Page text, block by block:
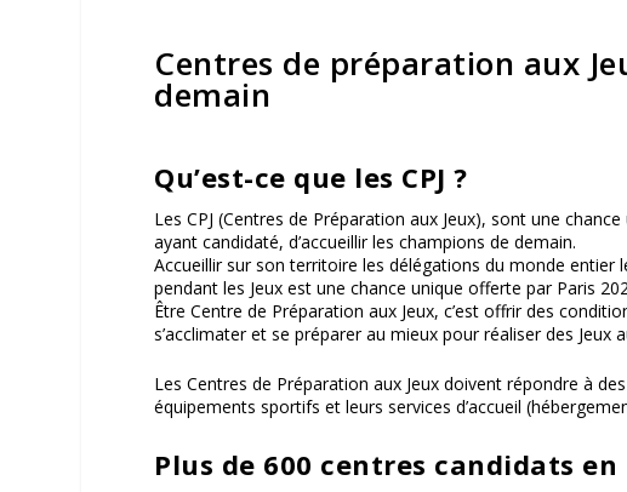
Centres de préparation aux
demain
Qu’est-ce que les CPJ ?
Les CPJ (Centres de Préparation aux Jeux), sont une
ayant candidaté, d’accueillir les champions de demain.
Accueillir sur son territoire les délégations du monde entier
pendant les Jeux est une chance unique offerte par Paris
Être Centre de Préparation aux Jeux, c’est offrir des
s’acclimater et se préparer au mieux pour réaliser des Jeux
Les Centres de Préparation aux Jeux doivent répondre à
équipements sportifs et leurs services d’accueil
Plus de 600 centres candidats en